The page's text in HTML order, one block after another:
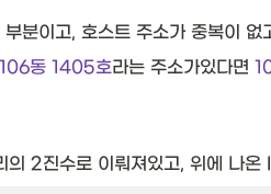
분이고, 호스트 주소가 중복이 없
동 1405호라는 주소가있다면
의 2진수로 이뤄져있고, 위에 나